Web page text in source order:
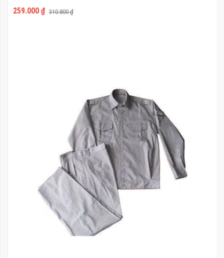
100%
259.000 ₫ 310.800 ₫